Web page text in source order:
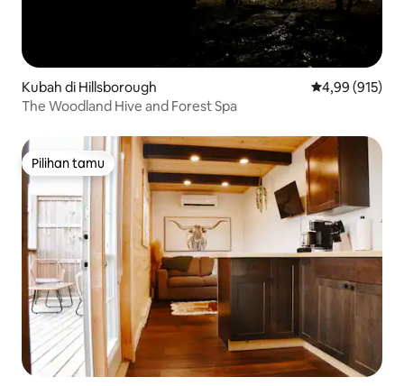
Kubah di Hillsborough Nilai rata-rata
4,99 (915)
The Woodland Hive and Forest Spa
Pilihan tamu
Pilihan tamu